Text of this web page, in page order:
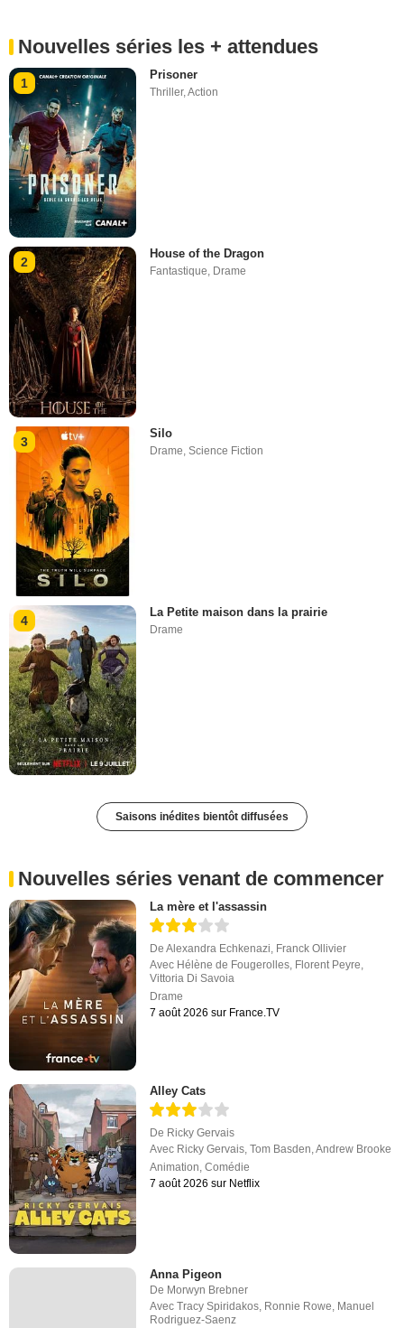
Nouvelles séries les + attendues
1
Prisoner
Thriller,Action
2
House of the Dragon
Fantastique, Drame
3
Silo
Drame ,Science Fiction
4
La Petite maison dans la prairie
Drame
Saisons inédites bientôt diffusées
Nouvelles séries venant de commencer
La mère et l'assassin
DeAlexandra Echkenazi, Franck Ollivier
Avec Hélène de Fougerolles, Florent Peyre,
Vittoria Di Savoia
Drame
7 août 2026 sur France.TV
Alley Cats
De Ricky Gervais
Avec Ricky Gervais ,Tom Basden ,Andrew Brooke
Animation ,Comédie
7 août 2026 sur Netflix
Anna Pigeon
De Morwyn Brebner
AvecTracy Spiridakos, Ronnie Rowe, Manuel
Rodriguez-Saenz